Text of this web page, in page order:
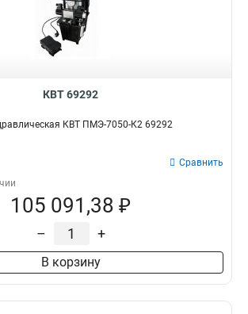
КВТ 69292
КВТ ПМЭ-7050-К2 69292
Сравнить
105 091,38 ₽
– +
В корзину